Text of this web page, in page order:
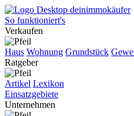
So funktioniert's
Verkaufen
Haus Wohnung Grundstück
Ratgeber
Artikel Lexikon
Einsatzgebiete
Unternehmen